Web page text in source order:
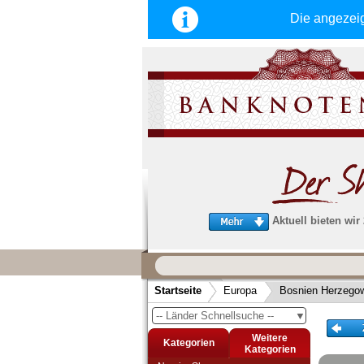
Die
Aktuell bieten wir
schnellen, sicheren und
Service
Schneller und sicherer Versand-
Bestellungen werktags bis 14:00 Uhr,
noch am selben Tag verschickt werden.
(Versand mit DHL oder Deutsche Post)
Startseite Europa Bosnien
▼
-- Länder Schnellsuche --
Kategorien
Weitere
Kategorien